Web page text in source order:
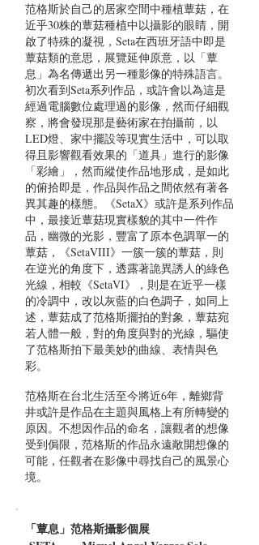
范格斯於自己的居家空間中種植蕈菇，在
近乎30株的蕈菇種植中以攝影的眼睛，開
啟了特殊的凝視，Seta在西班牙語中即是
蕈菇類的意思，展覽延伸原意，以「蕈
息」為名傳遞出另一種影像的特殊語言。
初次看到Seta系列作品，或許會以為這是
經過電腦數位處理過的影像，然而仔細觀
察，將會發現那是藝術家在拍攝前，以
LED燈、家中擺設等現實生活中，可以取
得且影響觀看效果的「道具」進行的影像
「彩繪」，然而縱使作品地形成，是如此
的俯拾即是，作品與作品之間依然有著各
異其趣的樣態。《SetaX》或許是系列作品
中，最接近蕈菇現實樣貌的其中一件作
品，幽微的光影，豐富了原本色調單一的
蕈菇，《SetaVIII》一簇一簇的蕈菇，則
在逆光的角度下，透露著詭異誘人的綠色
光線，相較《SetaVI》，則是在近乎一樣
的冷調中，改以灰藍的白色調子，如同上
述，蕈菇成了范格斯擺拍的對象，蕈菇宛
若人體一般，對的角度與對的光線，驅使
了范格斯拍下最美妙的曲線、表情與色
彩。
范格斯在台北生活至今將近6年，離鄉背
井或許是作品在主題與風格上有所轉變的
原因。不想因作品的命名，讓觀者的想像
受到侷限，范格斯的作品永遠敞開想像的
可能，任觀者在影像中尋找自己的風景心
境。
「蕈息」范格斯攝影個展